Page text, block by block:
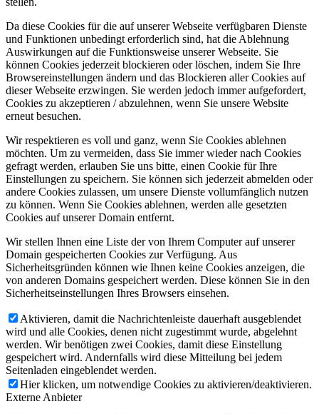
Da diese Cookies für die auf unserer Webseite verfügbaren Dienste
und Funktionen unbedingt erforderlich sind, hat die Ablehnung
Auswirkungen auf die Funktionsweise unserer Webseite. Sie
können Cookies jederzeit blockieren oder löschen, indem Sie Ihre
Browsereinstellungen ändern und das Blockieren aller Cookies auf
dieser Webseite erzwingen. Sie werden jedoch immer aufgefordert,
Cookies zu akzeptieren / abzulehnen, wenn Sie unsere Website
erneut besuchen.
Wir respektieren es voll und ganz, wenn Sie Cookies ablehnen
möchten. Um zu vermeiden, dass Sie immer wieder nach Cookies
gefragt werden, erlauben Sie uns bitte, einen Cookie für Ihre
Einstellungen zu speichern. Sie können sich jederzeit abmelden oder
andere Cookies zulassen, um unsere Dienste vollumfänglich nutzen
zu können. Wenn Sie Cookies ablehnen, werden alle gesetzten
Cookies auf unserer Domain entfernt.
Wir stellen Ihnen eine Liste der von Ihrem Computer auf unserer
Domain gespeicherten Cookies zur Verfügung. Aus
Sicherheitsgründen können wie Ihnen keine Cookies anzeigen, die
von anderen Domains gespeichert werden. Diese können Sie in den
Sicherheitseinstellungen Ihres Browsers einsehen.
Aktivieren, damit die Nachrichtenleiste dauerhaft ausgeblendet
wird und alle Cookies, denen nicht zugestimmt wurde, abgelehnt
werden. Wir benötigen zwei Cookies, damit diese Einstellung
gespeichert wird. Andernfalls wird diese Mitteilung bei jedem
Seitenladen eingeblendet werden.
Hier klicken, um notwendige Cookies zu aktivieren/deaktivieren.
Externe Anbieter